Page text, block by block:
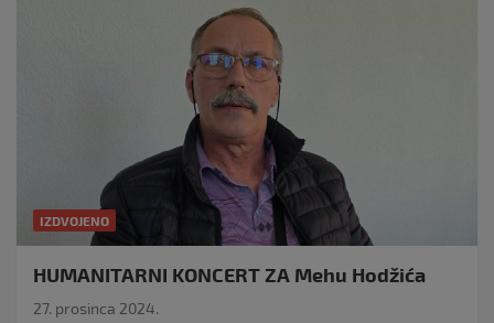
IZDVOJENO
HUMANITARNI KONCERT ZA Mehu Hodžića
27. prosinca 2024.